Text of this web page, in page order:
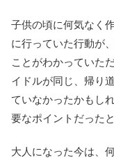
子供の頃に何気なく
に行っていた行動が
ことがわかっていた
イドルが同じ、帰り
ていなかったかもし
要なポイントだった
大人になった今は、